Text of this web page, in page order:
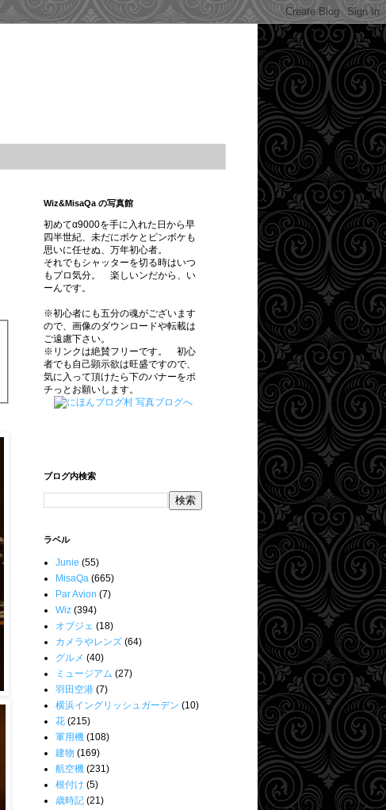
Wiz&MisaQa の写真館
初めてα9000を手に入れた日から早
四半世紀、未だにボケとピンボケも
思いに任せぬ、万年初心者。
それでもシャッターを切る時はいつ
もプロ気分。 楽しいンだから、い
ーんです。
※初心者にも五分の魂がございます
ので、画像のダウンロードや転載は
ご遠慮下さい。
※ リンクは絶賛フリーです。 初心
者でも自己顕示欲は旺盛ですので、
気に入って頂けたら下のバナーをポ
チっとお願いします。
ブログ内検索
ラベル
Junie (55)
MisaQa (665)
Par Avion (7)
Wiz (394)
オブジェ (18)
カメラやレンズ (64)
グルメ (40)
ミュージアム (27)
羽田空港 (7)
横浜イングリッシュガーデン (10)
花 (215)
軍用機 (108)
建物 (169)
航空機 (231)
根付け (5)
歳時記 (21)